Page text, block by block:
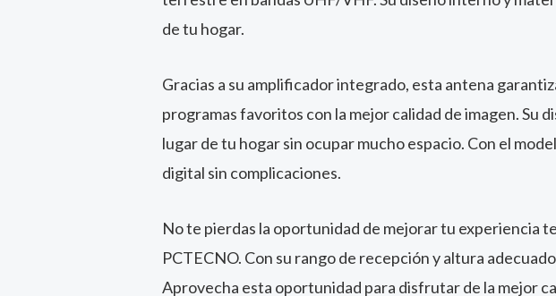
de tu hogar.
Gracias a su amplificador integrado, esta antena
programas favoritos con la mejor calidad de imagen. Su
lugar de tu hogar sin ocupar mucho espacio. Con el
digital sin complicaciones.
No te pierdas la oportunidad de mejorar tu experiencia
PCTECNO. Con su rango de recepción y altura
Aprovecha esta oportunidad para disfrutar de la mejor